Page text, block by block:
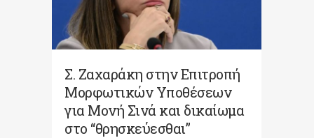
Σ. Ζαχαράκη στην Επιτροπή
Μορφωτικών Υποθέσεων
για Μονή Σινά και δικαίωμα
στο “θρησκεύεσθαι”